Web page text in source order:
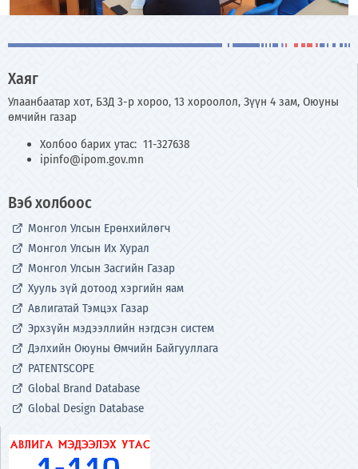
Хаяг
Улаанбаатар хот, БЗД 3-р хороо, 13 хороолол, Зүүн 4 зам, Оюуны
өмчийн газар
Холбоо барих утас: 11-327638
ipinfo@ipom.gov.mn
Вэб холбоос
Монгол Улсын Ерөнхийлөгч
Монгол Улсын Их Хурал
Монгол Улсын Засгийн Газар
Хууль зүй дотоод хэргийн яам
Авлигатай Тэмцэх Газар
Эрхзүйн мэдээллийн нэгдсэн систем
Дэлхийн Оюуны Өмчийн Байгууллага
PATENTSCOPE
Global Brand Database
Global Design Database